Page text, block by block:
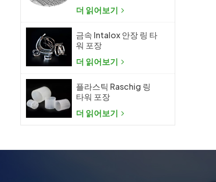
더 읽어보기
금속 Intalox 안장 링 타
워 포장
더 읽어보기
플라스틱 Raschig 링
타워 포장
더 읽어보기